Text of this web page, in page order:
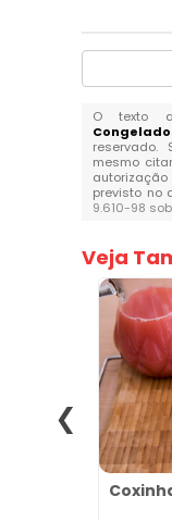
O texto
reservado.
mesmo
previsto no
9.610-98
Veja